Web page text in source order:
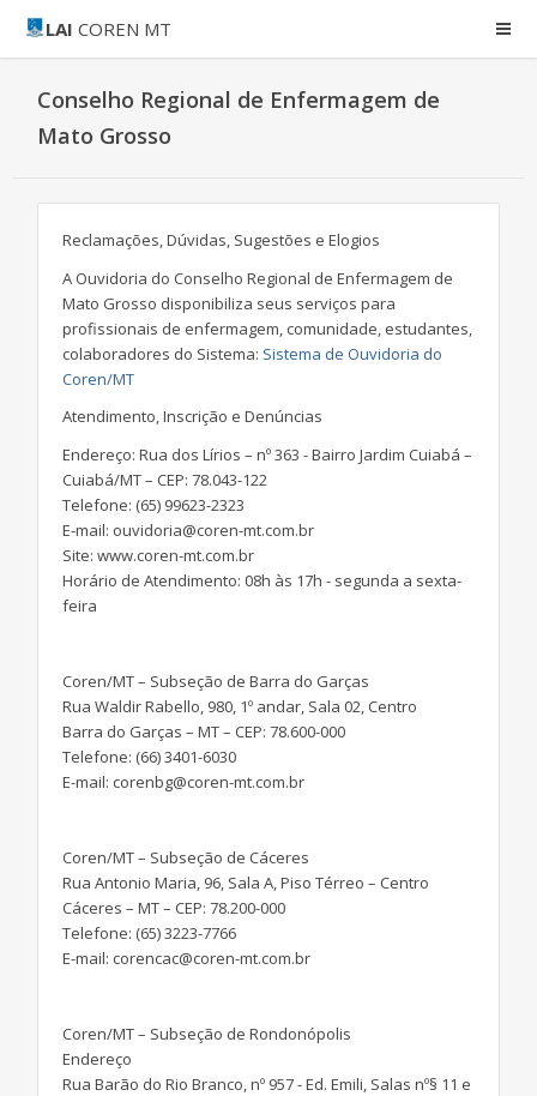
LAI COREN MT
Conselho Regional de Enfermagem de
Mato Grosso
Reclamações, Dúvidas, Sugestões e Elogios
A Ouvidoria do Conselho Regional de Enfermagem de
Mato Grosso disponibiliza seus serviços para
profissionais de enfermagem, comunidade, estudantes,
colaboradores do Sistema: Sistema de Ouvidoria do
Coren/MT
Atendimento, Inscrição e Denúncias
Endereço: Rua dos Lírios – nº 363 - Bairro Jardim Cuiabá –
Cuiabá/MT – CEP: 78.043-122
Telefone: (65) 99623-2323
E-mail: ouvidoria@coren-mt.com.br
Site: www.coren-mt.com.br
Horário de Atendimento: 08h às 17h - segunda a sexta-
feira
Coren/MT – Subseção de Barra do Garças
Rua Waldir Rabello, 980, 1º andar, Sala 02, Centro
Barra do Garças – MT – CEP: 78.600-000
Telefone: (66) 3401-6030
E-mail: corenbg@coren-mt.com.br
Coren/MT – Subseção de Cáceres
Rua Antonio Maria, 96, Sala A, Piso Térreo – Centro
Cáceres – MT – CEP: 78.200-000
Telefone: (65) 3223-7766
E-mail: corencac@coren-mt.com.br
Coren/MT – Subseção de Rondonópolis
Endereço
Rua Barão do Rio Branco, nº 957 - Ed. Emili, Salas nº§ 11 e